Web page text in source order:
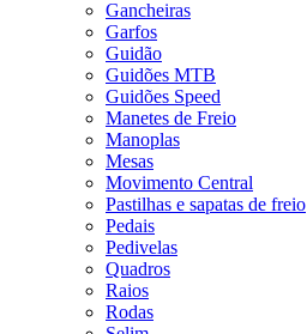
Gancheiras
Garfos
Guidão
Guidões MTB
Guidões Speed
Manetes de Freio
Manoplas
Mesas
Movimento Central
Pastilhas e sapatas de freio
Pedais
Pedivelas
Quadros
Raios
Rodas